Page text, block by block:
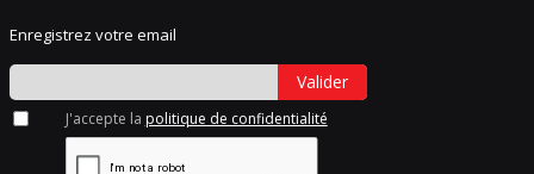
Enregistrez votre email
Valider
J'accepte la politique de confidentialité